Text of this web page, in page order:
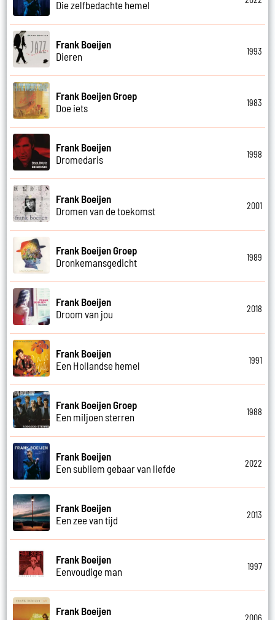
Die zelfbedachte hemel
Frank Boeijen
Dieren
1993
Frank Boeijen Groep
Doe iets
1983
Frank Boeijen
Dromedaris
1998
Frank Boeijen
Dromen van de toekomst
2001
Frank Boeijen Groep
Dronkemansgedicht
1989
Frank Boeijen
Droom van jou
2018
Frank Boeijen
Een Hollandse hemel
1991
Frank Boeijen Groep
Een miljoen sterren
1988
Frank Boeijen
Een subliem gebaar van liefde
2022
Frank Boeijen
Een zee van tijd
2013
Frank Boeijen
Eenvoudige man
1997
Frank Boeijen
2006